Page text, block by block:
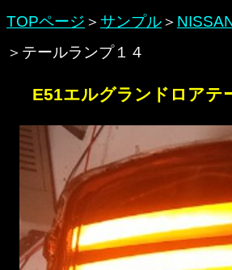
TOPページ ＞サンプル＞
＞テールランプ１４
E51エルグランドロアテ